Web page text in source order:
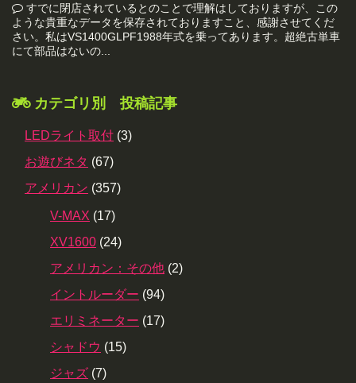
すでに閉店されているとのことで理解はしておりますが、この
ような貴重なデータを保存されておりますこと、感謝させてくだ
さい。私はVS1400GLPF1988年式を乗ってあります。超絶古単車
にて部品はないの...
カテゴリ別 投稿記事
LEDライト取付 (3)
お遊びネタ (67)
アメリカン (357)
V-MAX (17)
XV1600 (24)
アメリカン：その他 (2)
イントルーダー (94)
エリミネーター (17)
シャドウ (15)
ジャズ (7)